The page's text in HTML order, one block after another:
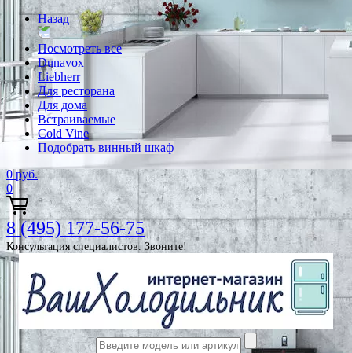
Назад
Посмотреть все
Dunavox
Liebherr
Для ресторана
Для дома
Встраиваемые
Cold Vine
Подобрать винный шкаф
0 руб.
0
8 (495) 177-56-75
Консультация специалистов. Звоните!